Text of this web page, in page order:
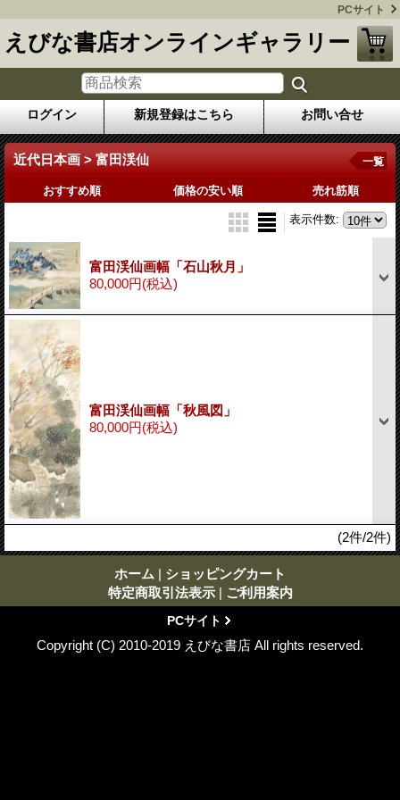
PCサイト
えびな書店オンラインギャラリー
ログイン 新規登録はこちら お問い合せ
近代日本画 > 富田渓仙 一覧
おすすめ順 価格の安い順 売れ筋順
表示件数:
富田渓仙画幅「石山秋月」
80,000円(税込)
富田渓仙画幅「秋風図」
80,000円(税込)
(2件/2件)
ホーム | ショッピングカート
特定商取引法表示 | ご利用案内
PCサイト
Copyright (C) 2010-2019 えびな書店 All rights reserved.